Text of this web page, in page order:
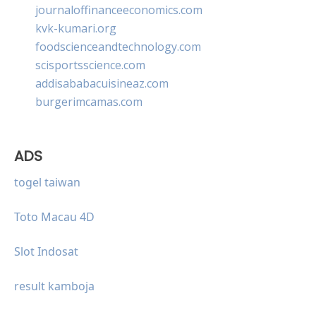
journaloffinanceeconomics.com
kvk-kumari.org
foodscienceandtechnology.com
scisportsscience.com
addisababacuisineaz.com
burgerimcamas.com
ADS
togel taiwan
Toto Macau 4D
Slot Indosat
result kamboja